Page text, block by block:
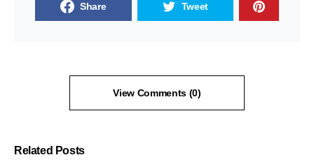
Share Tweet
View Comments (0)
Related Posts